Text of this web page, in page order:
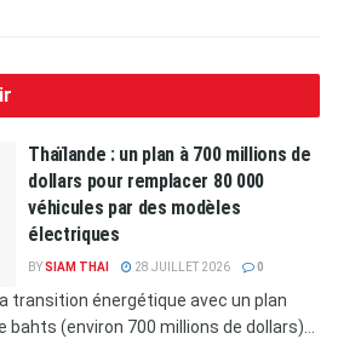
Thaïlande : un plan à 700 millions de
dollars pour remplacer 80 000
véhicules par des modèles
électriques
BYSIAM THAI 28 JUILLET 2026 0
transition énergétique avec un plan
bahts (environ 700 millions de dollars)...